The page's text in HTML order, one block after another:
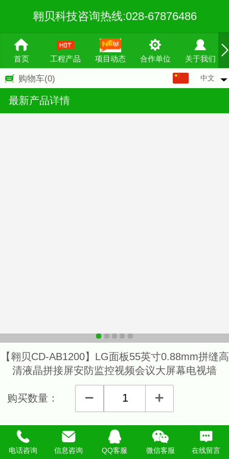
翱贝科技咨询热线:028-67876486
首页 工程产品 项目动态 合作单位 关于我们
购物车(0) 中文
最新产品详情
【翱贝CD-AB1200】LG面板55英寸0.88mm拼缝高
清液晶拼接屏安防监控视频会议大屏幕电视墙
购买数量：
详细说明
电话咨询 信息咨询 QQ客服 微信客服 在线留言